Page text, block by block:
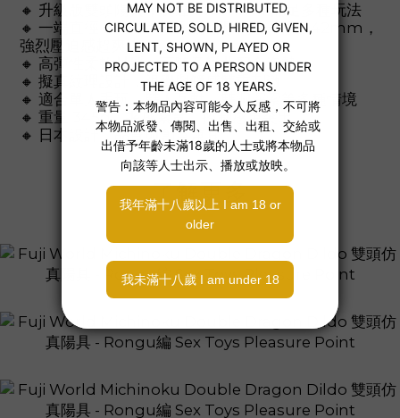
🔸 升級版雙頭陽具，長達 370mm，滿足多種玩法
🔸 一端直徑 30mm，適合入門；另一端達 42mm，
強烈壓迫感超爽快
🔸 高彈性柔軟材質，可隨意彎曲配合姿勢
🔸 擬真紋理設計，視覺與觸感雙重刺激
🔸 適合單人手玩、雙人互動、雙洞探索等多種情境
🔸 重量 345g，握感紮實，控制感更突出
🔸 日本設計，品質與創意兼具
了解更多